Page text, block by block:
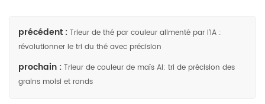
précédent : Trieur de thé par couleur alimenté par l'IA :
révolutionner le tri du thé avec précision
prochain : Trieur de couleur de maïs AI: tri de précision des
grains moisi et ronds